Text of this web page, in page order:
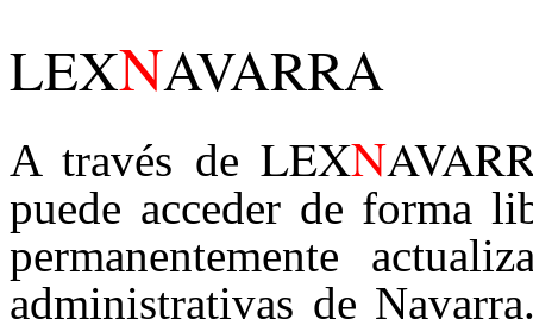
LEXNAVARRA
A través de LEXN
puede acceder de forma
permanentemente
administrativas de